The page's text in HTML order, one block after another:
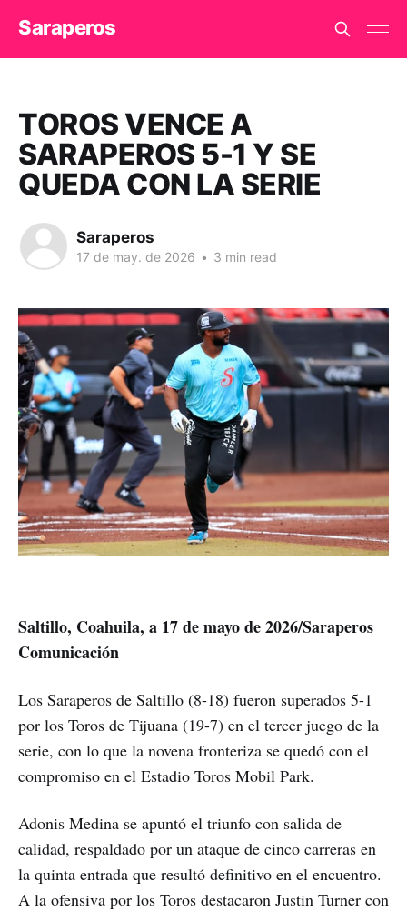
Saraperos
TOROS VENCE A
SARAPEROS 5-1 Y SE
QUEDA CON LA SERIE
Saraperos
17 de may. de 2026 • 3 min read
Saltillo, Coahuila, a 17 de mayo de 2026/Saraperos
Comunicación
Los Saraperos de Saltillo (8-18) fueron superados 5-1
por los Toros de Tijuana (19-7) en el tercer juego de la
serie, con lo que la novena fronteriza se quedó con el
compromiso en el Estadio Toros Mobil Park.
Adonis Medina se apuntó el triunfo con salida de
calidad, respaldado por un ataque de cinco carreras en
la quinta entrada que resultó definitivo en el encuentro.
A la ofensiva por los Toros destacaron Justin Turner con